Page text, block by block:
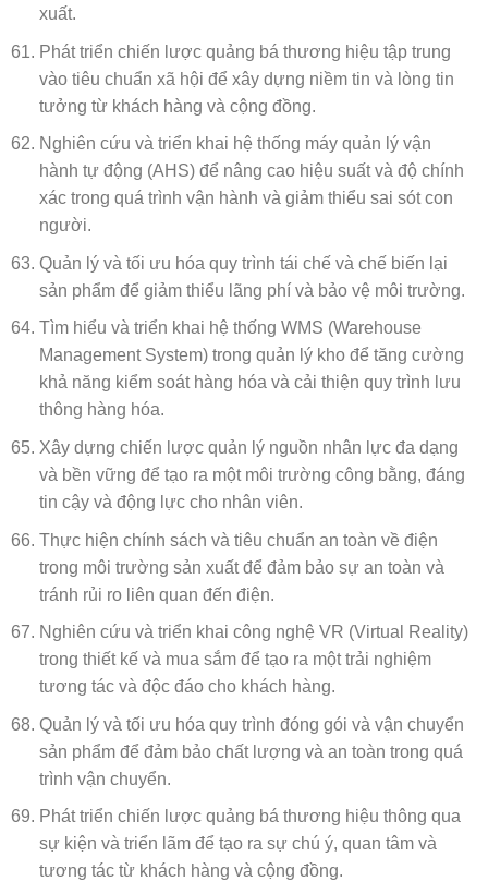
xuất.
Phát triển chiến lược quảng bá thương hiệu tập trung
vào tiêu chuẩn xã hội để xây dựng niềm tin và lòng tin
tưởng từ khách hàng và cộng đồng.
Nghiên cứu và triển khai hệ thống máy quản lý vận
hành tự động (AHS) để nâng cao hiệu suất và độ chính
xác trong quá trình vận hành và giảm thiểu sai sót con
người.
Quản lý và tối ưu hóa quy trình tái chế và chế biến lại
sản phẩm để giảm thiểu lãng phí và bảo vệ môi trường.
Tìm hiểu và triển khai hệ thống WMS (Warehouse
Management System) trong quản lý kho để tăng cường
khả năng kiểm soát hàng hóa và cải thiện quy trình lưu
thông hàng hóa.
Xây dựng chiến lược quản lý nguồn nhân lực đa dạng
và bền vững để tạo ra một môi trường công bằng, đáng
tin cậy và động lực cho nhân viên.
Thực hiện chính sách và tiêu chuẩn an toàn về điện
trong môi trường sản xuất để đảm bảo sự an toàn và
tránh rủi ro liên quan đến điện.
Nghiên cứu và triển khai công nghệ VR (Virtual Reality)
trong thiết kế và mua sắm để tạo ra một trải nghiệm
tương tác và độc đáo cho khách hàng.
Quản lý và tối ưu hóa quy trình đóng gói và vận chuyển
sản phẩm để đảm bảo chất lượng và an toàn trong quá
trình vận chuyển.
Phát triển chiến lược quảng bá thương hiệu thông qua
sự kiện và triển lãm để tạo ra sự chú ý, quan tâm và
tương tác từ khách hàng và cộng đồng.